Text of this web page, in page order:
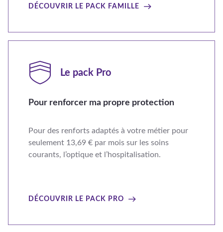
DÉCOUVRIR LE PACK FAMILLE
Le pack Pro
Pour renforcer ma propre protection
Pour des renforts adaptés à votre métier pour
seulement 13,69 € par mois sur les soins
courants, l’optique et l’hospitalisation.
DÉCOUVRIR LE PACK PRO